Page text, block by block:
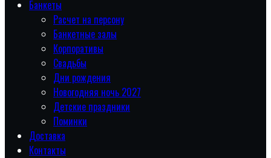
Банкеты
Расчет на персону
Банкетные залы
Корпоративы
Свадьбы
Дни рождения
Новогодняя ночь 2027
Детские праздники
Поминки
Доставка
Контакты